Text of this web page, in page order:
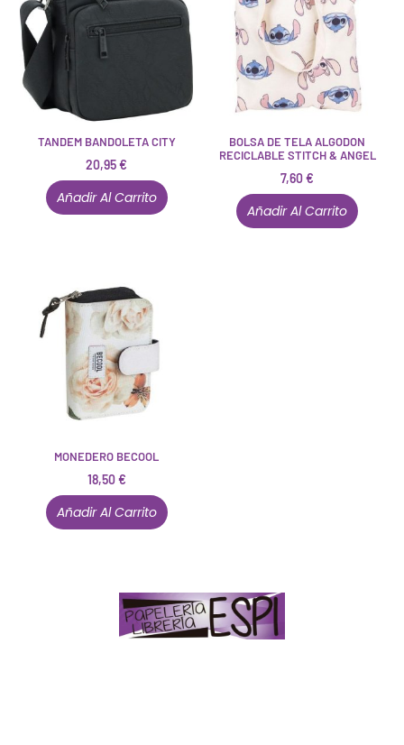
TANDEM BANDOLETA CITY
20,95€
Añadir Al Carrito
BOLSA DE TELA ALGODON
RECICLABLE STITCH & ANGEL
7,60€
Añadir Al Carrito
MONEDERO BECOOL
18,50€
Añadir Al Carrito